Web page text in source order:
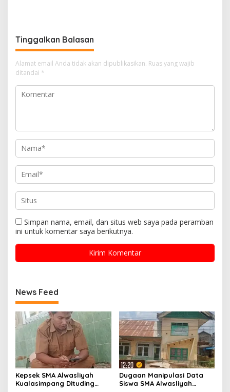
Anak
Tinggalkan Balasan
Alamat email Anda tidak akan dipublikasikan. Ruas yang wajib
ditandai *
Simpan nama, email, dan situs web saya pada peramban
ini untuk komentar saya berikutnya.
News Feed
Kepsek SMA Alwasliyah
Kualasimpang Dituding
Dugaan Manipulasi Data
Siswa SMA Alwasliyah